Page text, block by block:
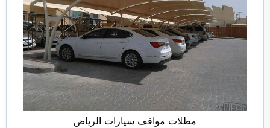
مظلات مواقف سيارات الرياض